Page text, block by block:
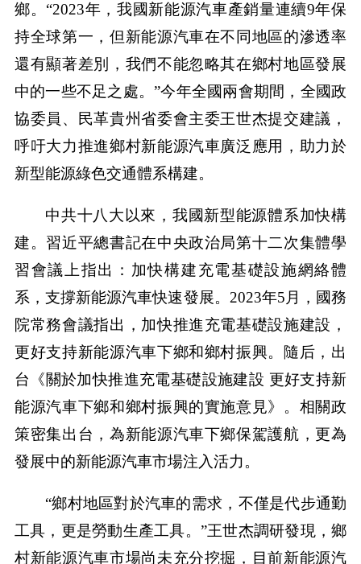
鄉。“2023年，我國新能源汽車產銷量連續9年保
持全球第一，但新能源汽車在不同地區的滲透率
還有顯著差別，我們不能忽略其在鄉村地區發展
中的一些不足之處。”今年全國兩會期間，全國政
協委員、民革貴州省委會主委王世杰提交建議，
呼吁大力推進鄉村新能源汽車廣泛應用，助力於
新型能源綠色交通體系構建。
中共十八大以來，我國新型能源體系加快構
建。習近平總書記在中央政治局第十二次集體學
習會議上指出：加快構建充電基礎設施網絡體
系，支撐新能源汽車快速發展。2023年5月，國務
院常務會議指出，加快推進充電基礎設施建設，
更好支持新能源汽車下鄉和鄉村振興。隨后，出
台《關於加快推進充電基礎設施建設 更好支持新
能源汽車下鄉和鄉村振興的實施意見》。相關政
策密集出台，為新能源汽車下鄉保駕護航，更為
發展中的新能源汽車市場注入活力。
“鄉村地區對於汽車的需求，不僅是代步通勤
工具，更是勞動生產工具。”王世杰調研發現，鄉
村新能源汽車市場尚未充分挖掘，目前新能源汽